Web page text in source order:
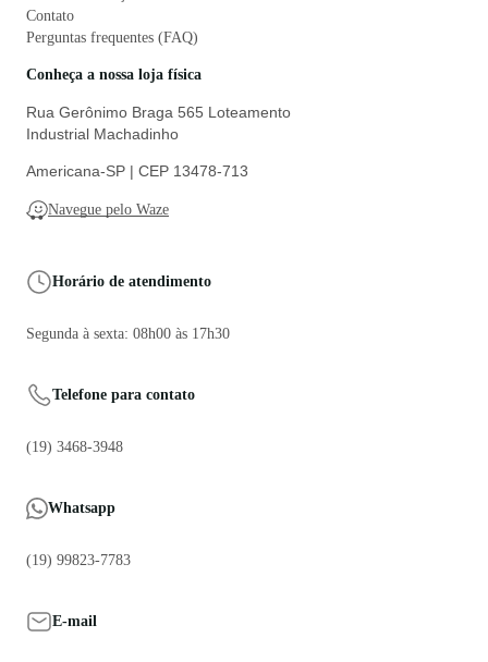
Contato
Perguntas frequentes (FAQ)
Conheça a nossa loja física
Rua Gerônimo Braga 565 Loteamento
Industrial Machadinho
Americana-SP | CEP 13478-713
Navegue pelo Waze
Horário de atendimento
Segunda à sexta: 08h00 às 17h30
Telefone para contato
(19) 3468-3948
Whatsapp
(19) 99823-7783
E-mail